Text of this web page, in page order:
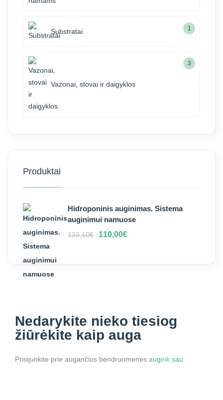
Substratai 1
Vazonai, stovai ir daigyklos
3
Produktai
Hidroponinis auginimas. Sistema
auginimui namuose
133,10€ 110,00€
Nedarykite nieko tiesiog
žiūrėkite kaip auga
Prisijunkite prie augančios bendruomenės augink sau